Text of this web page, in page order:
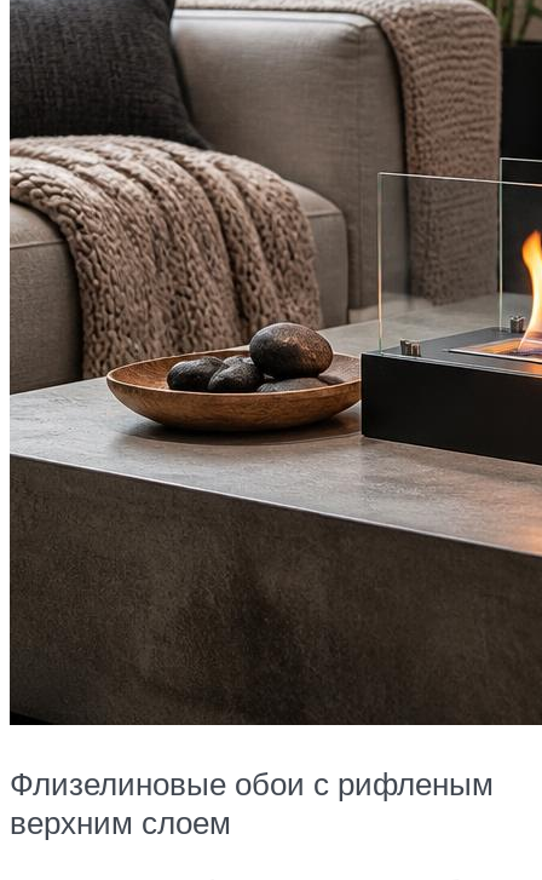
Флизелиновые обои с рифленым
верхним слоем